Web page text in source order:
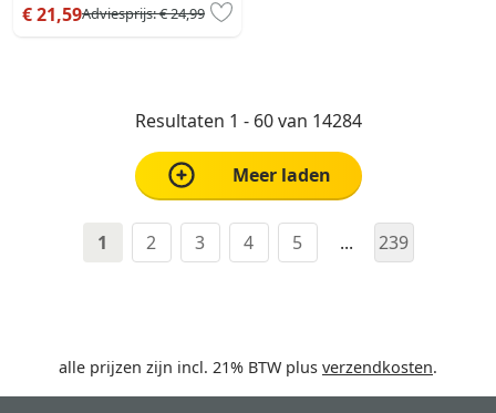
€ 21,59Adviesprijs:€ 24,99
Resultaten 1 - 60 van 14284
Meer laden
1 2 3 4 5 ... 239
alle prijzen zijn incl. 21% BTW plus verzendkosten.